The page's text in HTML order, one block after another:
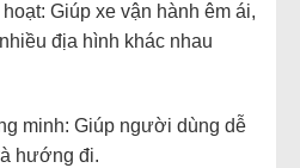
Giúp xe vận hành êm ái,
địa hình khác nhau
minh: Giúp người dùng dễ
hướng đi.